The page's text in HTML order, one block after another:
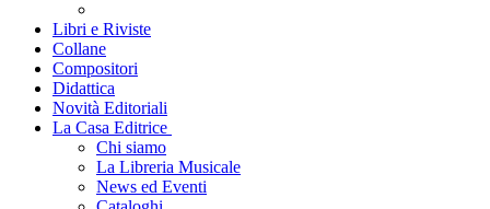
Libri e Riviste
Collane
Compositori
Didattica
Novità Editoriali
La Casa Editrice
Chi siamo
La Libreria Musicale
News ed Eventi